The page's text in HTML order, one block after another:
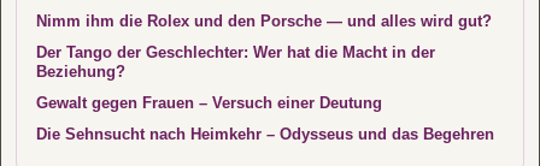
Nimm ihm die Rolex und den Porsche — und alles wird gut?
Der Tango der Geschlechter: Wer hat die Macht in der
Beziehung?
Gewalt gegen Frauen – Versuch einer Deutung
Die Sehnsucht nach Heimkehr – Odysseus und das Begehren